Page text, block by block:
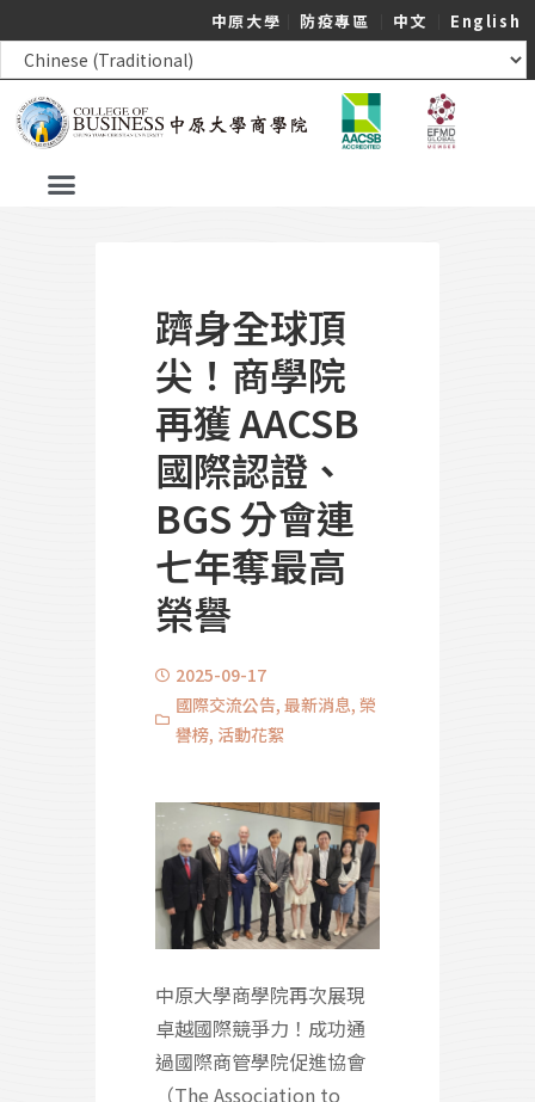
中原大學 防疫專區 中文 English
躋身全球頂
尖！商學院
再獲 AACSB
國際認證、
BGS 分會連
七年奪最高
榮譽
2025-09-17
國際交流公告, 最新消息, 榮
譽榜, 活動花絮
中原大學商學院再次展現
卓越國際競爭力！成功通
過國際商管學院促進協會
（The Association to